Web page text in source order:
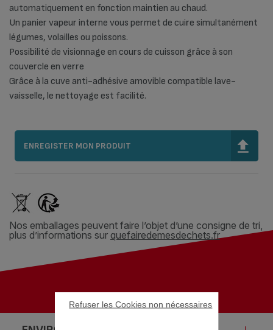
automatiquement en fonction maintien au chaud.
Un panier vapeur interne vous permet de cuire simultanément
légumes, volailles ou poissons.
Possibilité de visionnage en cours de cuisson grâce à son
couvercle en verre
Grâce à la cuve anti-adhésive amovible compatible lave-
vaisselle, le nettoyage est facilité.
ENREGISTER MON PRODUIT
Nos emballages peuvent faire l’objet d’une consigne de tri,
plus d’informations sur quefairedemesdechets.fr
Refuser les Cookies non nécessaires